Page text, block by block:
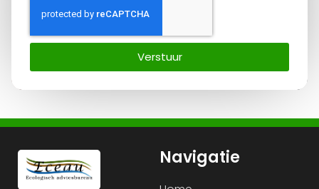
Verstuur
Navigatie